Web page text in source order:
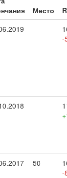
Место
R
-
50
-